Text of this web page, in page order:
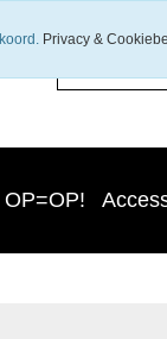
Privacy &